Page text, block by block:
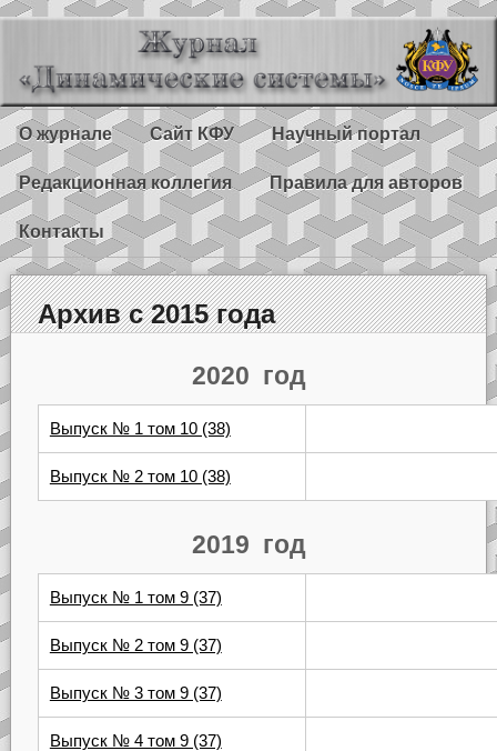
О журнале Сайт КФУ Научный портал
Редакционная коллегия Правила для авторов
Контакты
Архив с 2015 года
2020 год
Выпуск № 1 том 10 (38)
Выпуск № 2 том 10 (38)
2019 год
Выпуск № 1 том 9 (37)
Выпуск № 2 том 9 (37)
Выпуск № 3 том 9 (37)
Выпуск № 4 том 9 (37)